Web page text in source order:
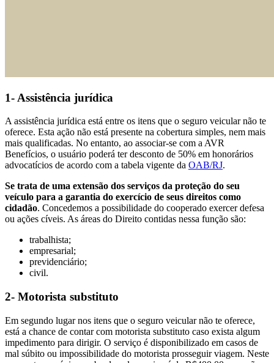
1- Assistência jurídica
A assistência jurídica está entre os itens que o seguro veicular não te
oferece. Esta ação não está presente na cobertura simples, nem mais
mais qualificadas. No entanto, ao associar-se com a AVR
Benefícios, o usuário poderá ter desconto de 50% em honorários
advocatícios de acordo com a tabela vigente da OAB/RJ.
Se trata de uma extensão dos serviços da proteção do seu
veículo para a garantia do exercício de seus direitos como
cidadão. Concedemos a possibilidade do cooperado exercer defesa
ou ações cíveis. As áreas do Direito contidas nessa função são:
trabalhista;
empresarial;
previdenciário;
civil.
2- Motorista substituto
Em segundo lugar nos itens que o seguro veicular não te oferece,
está a chance de contar com motorista substituto caso exista algum
impedimento para dirigir. O serviço é disponibilizado em casos de
mal súbito ou impossibilidade do motorista prosseguir viagem. Neste